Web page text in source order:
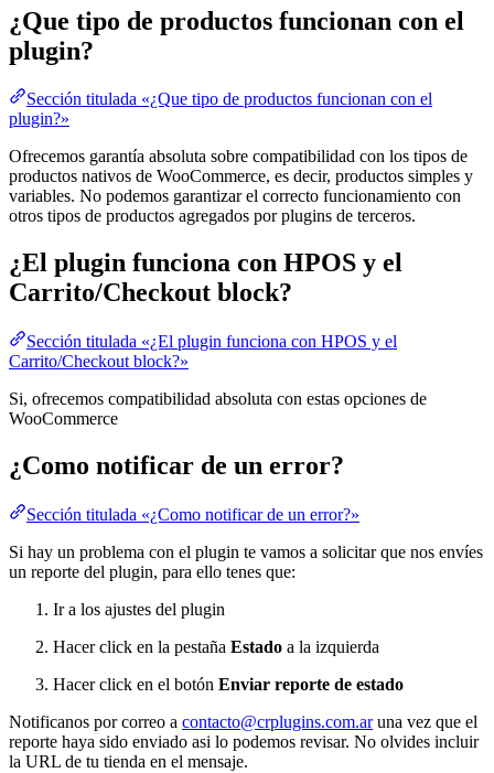
¿Que tipo de productos funcionan con el
plugin?
Sección titulada «¿Que tipo de productos funcionan con el
plugin?»
Ofrecemos garantía absoluta sobre compatibilidad con los tipos de
productos nativos de WooCommerce, es decir, productos simples y
variables. No podemos garantizar el correcto funcionamiento con
otros tipos de productos agregados por plugins de terceros.
¿El plugin funciona con HPOS y el
Carrito/Checkout block?
Sección titulada «¿El plugin funciona con HPOS y el
Carrito/Checkout block?»
Si, ofrecemos compatibilidad absoluta con estas opciones de
WooCommerce
¿Como notificar de un error?
Sección titulada «¿Como notificar de un error?»
Si hay un problema con el plugin te vamos a solicitar que nos envíes
un reporte del plugin, para ello tenes que:
Ir a los ajustes del plugin
Hacer click en la pestaña Estado a la izquierda
Hacer click en el botón Enviar reporte de estado
Notificanos por correo a contacto@crplugins.com.aruna vez que el
reporte haya sido enviado asi lo podemos revisar. No olvides incluir
la URL de tu tienda en el mensaje.